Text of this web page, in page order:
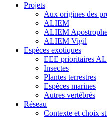
Projets
Aux origines des
ALIEM
ALIEM
ALIEM Vigil
Espèces exotiques
EEE prioritaires
Insectes
Plantes terrestres
Espèces marines
Autres vertébrés
Réseau
Contexte et choix